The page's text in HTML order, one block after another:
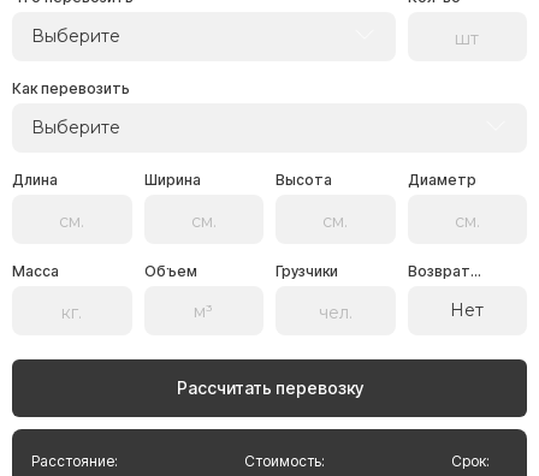
Выберите
Как перевозить
Выберите
Длина Ширина Высота Диаметр
Масса Объем Грузчики Возврат...
Нет
Рассчитать перевозку
Стоимость:
Расстояние: Срок: